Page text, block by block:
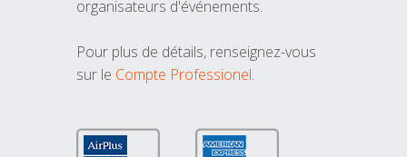
organisateurs d'événements.
Pour plus de détails, renseignez-vous
sur le Compte Professionel.